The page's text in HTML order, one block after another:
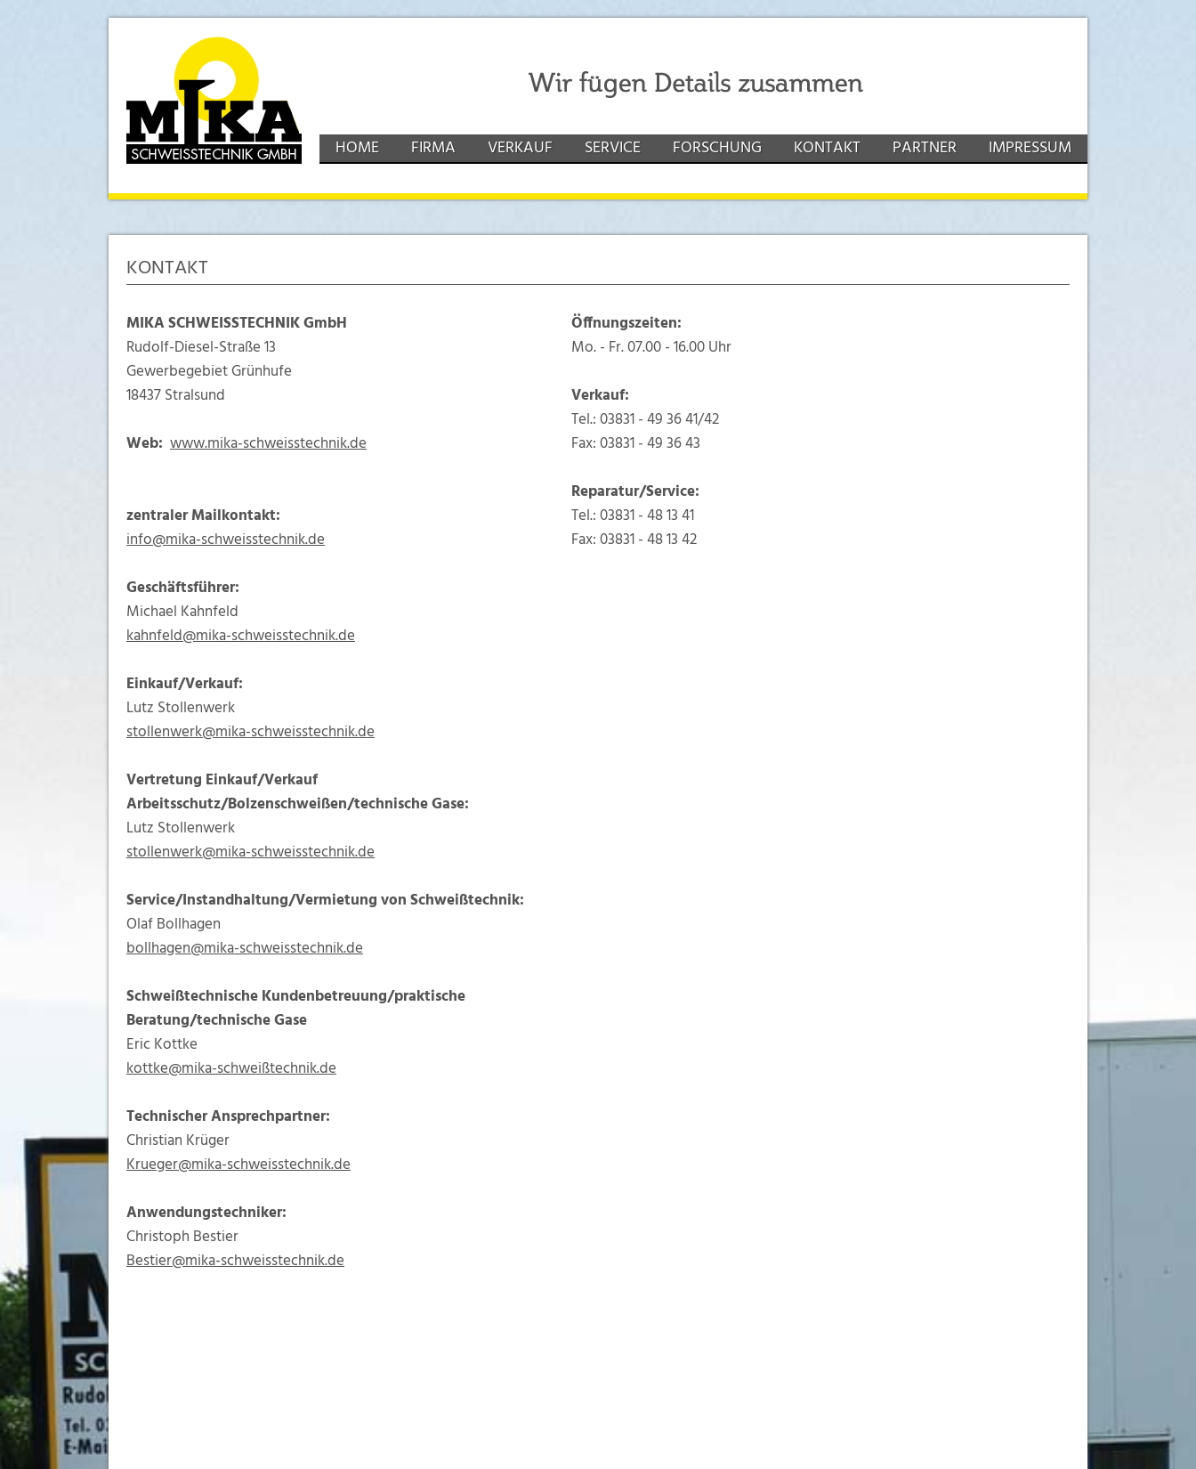
HOME FIRMA VERKAUF SERVICE FORSCHUNG KONTAKT PARTNER IMPRESSUM
KONTAKT
MIKA SCHWEISSTECHNIK GmbH
Rudolf-Diesel-Straße 13
Gewerbegebiet Grünhufe
18437 Stralsund
Web: www.mika-schweisstechnik.de
zentraler Mailkontakt:
info@mika-schweisstechnik.de
Geschäftsführer:
Michael Kahnfeld
kahnfeld@mika-schweisstechnik.de
Einkauf/Verkauf:
Lutz Stollenwerk
stollenwerk@mika-schweisstechnik.de
Vertretung Einkauf/Verkauf
Arbeitsschutz/Bolzenschweißen/technische Gase:
Lutz Stollenwerk
stollenwerk@mika-schweisstechnik.de
Service/Instandhaltung/Vermietung von Schweißtechnik:
Olaf Bollhagen
bollhagen@mika-schweisstechnik.de
Schweißtechnische Kundenbetreuung/praktische
Beratung/technische Gase
Eric Kottke
kottke@mika-schweißtechnik.de
Technischer Ansprechpartner:
Christian Krüger
Krueger@mika-schweisstechnik.de
Anwendungstechniker:
Christoph Bestier
Bestier@mika-schweisstechnik.de
Öffnungszeiten:
Mo. - Fr. 07.00 - 16.00 Uhr
Verkauf:
Tel.: 03831 - 49 36 41/42
Fax: 03831 - 49 36 43
Reparatur/Service:
Tel.: 03831 - 48 13 41
Fax: 03831 - 48 13 42